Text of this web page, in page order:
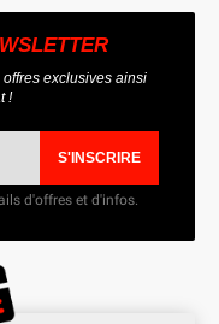
exclusives ainsi
!
S'INSCRIRE
d'offres et d'infos.